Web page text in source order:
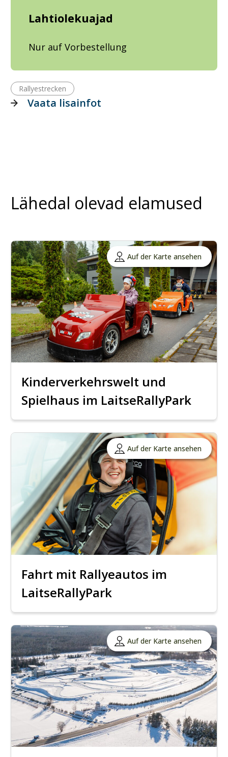
Lahtiolekuajad
Nur auf Vorbestellung
Rallyestrecken
Vaata lisainfot
Lähedal olevad elamused
Auf der Karte ansehen
Kinderverkehrswelt und
Spielhaus im LaitseRallyPark
Auf der Karte ansehen
Fahrt mit Rallyeautos im
LaitseRallyPark
Auf der Karte ansehen